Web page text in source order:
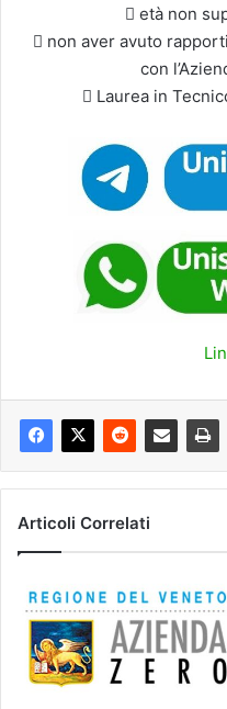
 età non
 non aver avuto
con
 Laurea in
Articoli Correlati